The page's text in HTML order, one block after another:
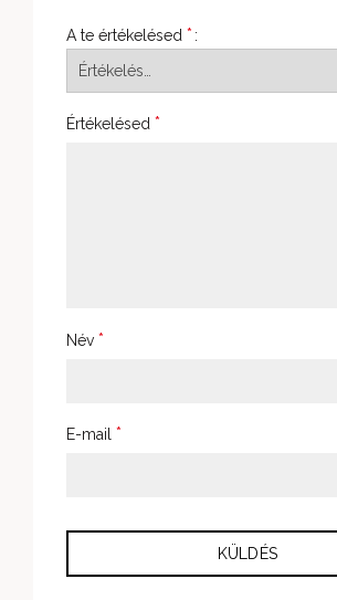
A te értékelésed *
Értékelésed *
Név *
E-mail *